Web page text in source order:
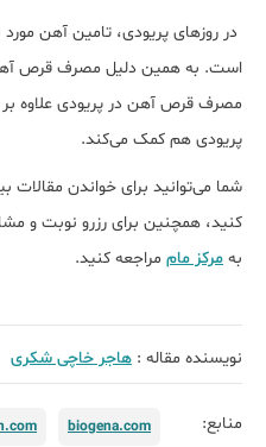
در روزهای پریودی، تامین آهن مورد
است. به همین دلیل مصرف قرص آهن
مصرف قرص آهن در پریودی علاوه
پریودی هم کمک می‌کند.
شما می‌توانید برای خواندن مقالات
کنید، همچنین برای رزرو نوبت و
به مرکز مام مراجعه کنید.
نویسنده مقاله : هاجر خاچی شکری
منابع: biogena.com